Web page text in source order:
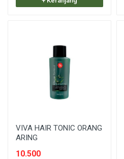
VIVA HAIR TONIC ORANG
ARING
10.500